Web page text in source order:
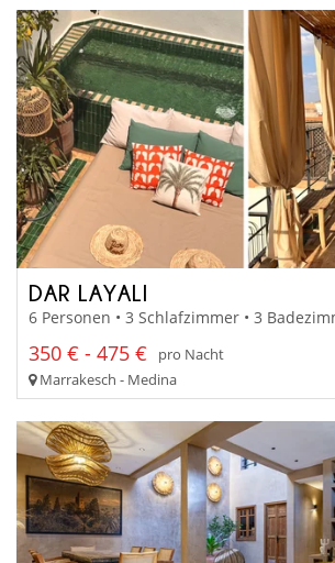
DAR LAYALI
6 Personen • 3 Schlafzimmer • 3
350 € - 475 €
pro Nacht
Marrakesch - Medina